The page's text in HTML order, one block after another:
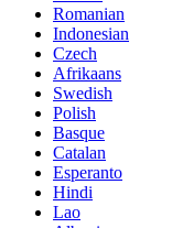
Romanian
Indonesian
Czech
Afrikaans
Swedish
Polish
Basque
Catalan
Esperanto
Hindi
Lao